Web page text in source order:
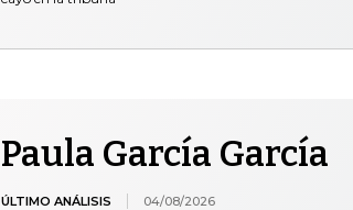
Paula García García
ÚLTIMO ANÁLISIS 04/08/2026